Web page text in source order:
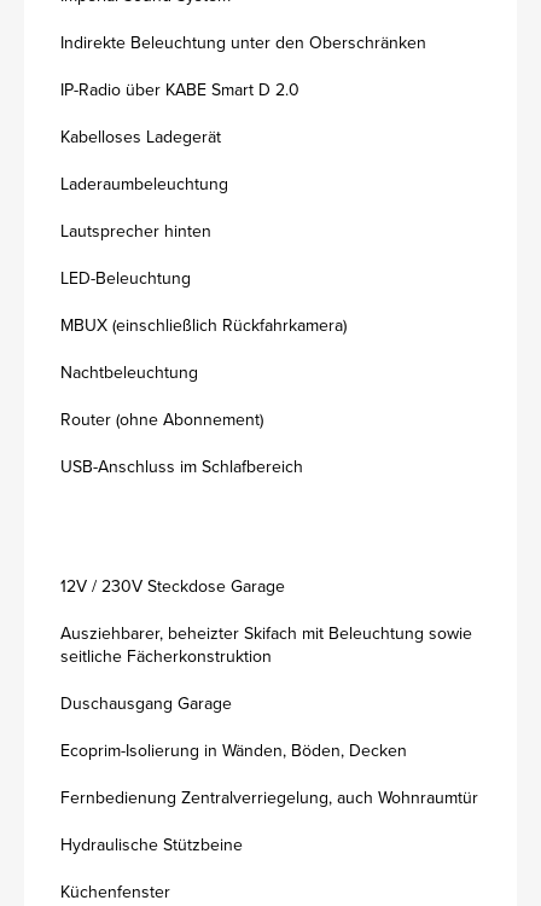
Indirekte Beleuchtung unter den Oberschränken
IP-Radio über KABE Smart D 2.0
Kabelloses Ladegerät
Laderaumbeleuchtung
Lautsprecher hinten
LED-Beleuchtung
MBUX (einschließlich Rückfahrkamera)
Nachtbeleuchtung
Router (ohne Abonnement)
USB-Anschluss im Schlafbereich
12V / 230V Steckdose Garage
Ausziehbarer, beheizter Skifach mit Beleuchtung sowie
seitliche Fächerkonstruktion
Duschausgang Garage
Ecoprim-Isolierung in Wänden, Böden, Decken
Fernbedienung Zentralverriegelung, auch Wohnraumtür
Hydraulische Stützbeine
Küchenfenster